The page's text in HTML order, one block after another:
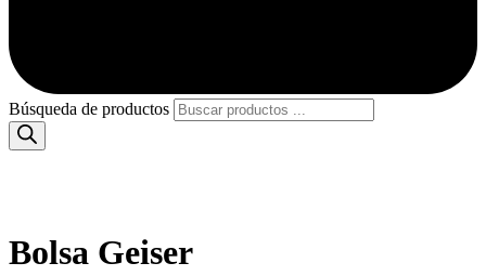
Búsqueda de productos
Bolsa Geiser